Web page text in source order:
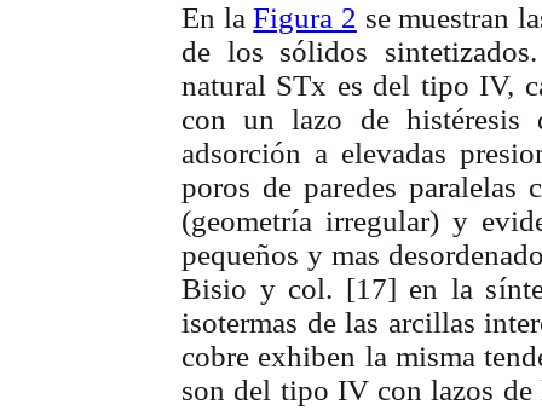
En laFigura 2 se muestran
de los sólidos
natural STx es del tipo IV,
con un lazo de histéresis
adsorción a elevadas
poros de paredes
(geometría irregular) y
pequeños y mas
Bisio y col. [17] en la
isotermas de las arcillas
cobre exhiben la misma
son del tipo IV con lazos